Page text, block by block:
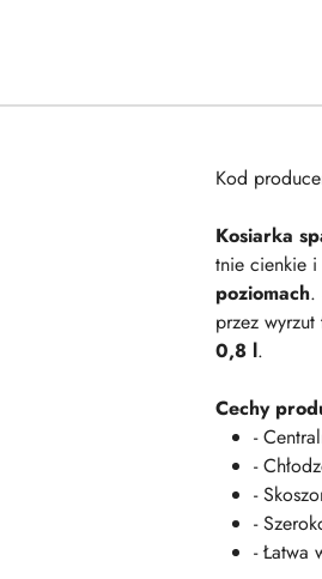
Kod
Kosiarka
tnie cienkie i
poziomach.
przez wyrzut
0,8 l.
Cechy
-
-
-
-
- Łatwa